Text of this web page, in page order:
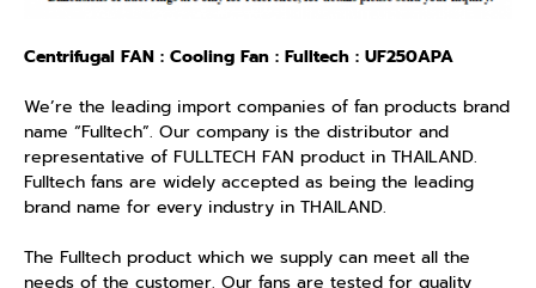
Centrifugal FAN : Cooling Fan : Fulltech : UF250APA
We’re the leading import companies of fan products brand
name “Fulltech”. Our company is the distributor and
representative of FULLTECH FAN product in THAILAND.
Fulltech fans are widely accepted as being the leading
brand name for every industry in THAILAND.
The Fulltech product which we supply can meet all the
needs of the customer. Our fans are tested for quality